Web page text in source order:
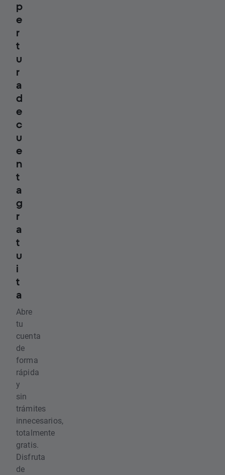
p
e
r
t
u
r
a
d
e
c
u
e
n
t
a
g
r
a
t
u
i
t
a
Abre
tu
cuenta
de
forma
rápida
y
sin
trámites
innecesarios,
totalmente
gratis.
Disfruta
de